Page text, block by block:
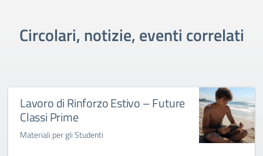
Circolari, notizie, eventi correlati
Lavoro di Rinforzo Estivo – Future
Classi Prime
Materiali per gli Studenti